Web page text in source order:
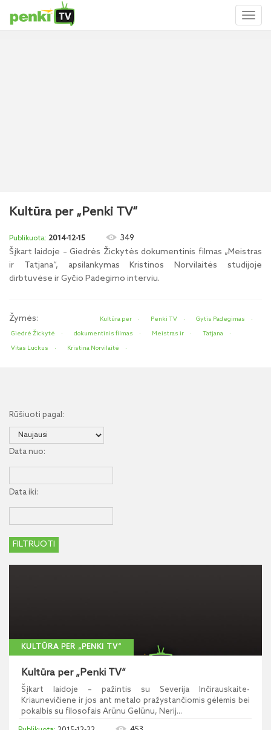
Kultūra per „Penki TV“
2014-12-15 349
Šįkart laidoje – Giedrės Žickytės dokumentinis filmas „Meistras
ir Tatjana“, apsilankymas Kristinos Norvilaitės studijoje
dirbtuvėse ir Gyčio Padegimo interviu.
Žymės: Kultūra per Penki TV
Gytis Padegimas
Giedrė Žickytė
dokumentinis filmas Meistras ir
Tatjana
Vitas Luckus
Kristina Norvilaitė
Rūšiuoti pagal:
Data nuo:
Data iki:
KULTŪRA PER „PENKI TV“
Kultūra per „Penki TV“
Šįkart laidoje – pažintis su Severija Inčirauskaite-
Kriaunevičiene ir jos ant metalo pražystančiomis gėlėmis bei
pokalbis su filosofais Arūnu Gelūnu, Nerij...